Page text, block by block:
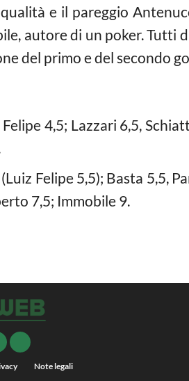
e il pareggio
autore di un poker. Tutti
del primo e del secondo
4,5; Lazzari 6,5,
Felipe 5,5); Basta 5,5,
7,5; Immobile 9.
Note legali